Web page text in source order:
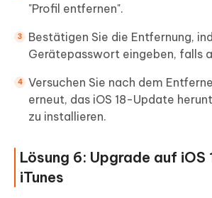
"Profil entfernen".
Bestätigen Sie die Entfernung,
Gerätepasswort eingeben, falls
Versuchen Sie nach dem
erneut, das iOS 18-Update
zu installieren.
Lösung 6: Upgrade auf iOS
iTunes